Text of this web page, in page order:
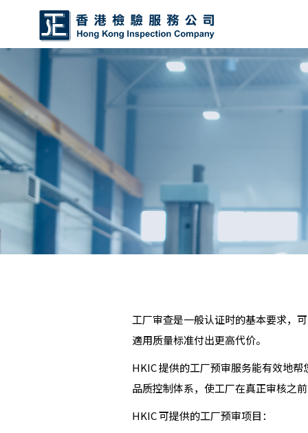
工厂审查是一般认证时的基本要求，
適用质量标准付出更高代价。
HKIC 提供的工厂预审服务能有效地
品质控制体系，使工厂在真正审核之
HKIC 可提供的工厂预审项目：